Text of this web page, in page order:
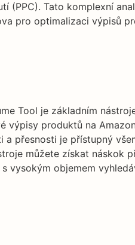
(PPC). Tato komplexní
pro optimalizaci výpisů
Tool je základním
výpisy produktů na
přesnosti je přístupný
můžete získat náskok
vysokým objemem